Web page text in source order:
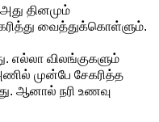
தினமும்
வைத்துக்கொள்ளும்.
எல்லா விலங்குகளும்
முன்பே சேகரித்த
ஆனால் நரி உணவு